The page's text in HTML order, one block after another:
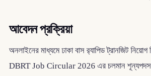
আবেদন প্রক্রিয়া
অনলাইনের মাধ্যমে ঢাকা বাস র‌্যাপিড ট্রানজিট
DBRT Job Circular 2026 এর চলমান